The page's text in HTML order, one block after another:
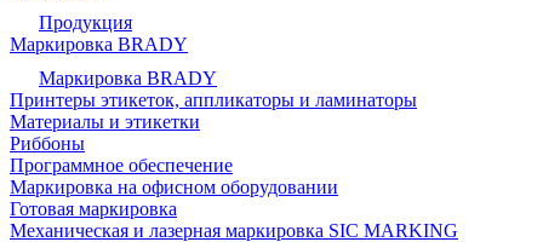
Продукция
Маркировка BRADY
Маркировка BRADY
Принтеры этикеток, аппликаторы и ламинаторы
Материалы и этикетки
Риббоны
Программное обеспечение
Маркировка на офисном оборудовании
Готовая маркировка
Механическая и лазерная маркировка SIC MARKING